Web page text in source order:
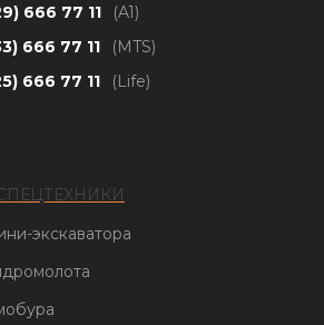
666 77 11
(A1)
666 77 11
(MTS)
666 77 11 (Life)
экскаватора